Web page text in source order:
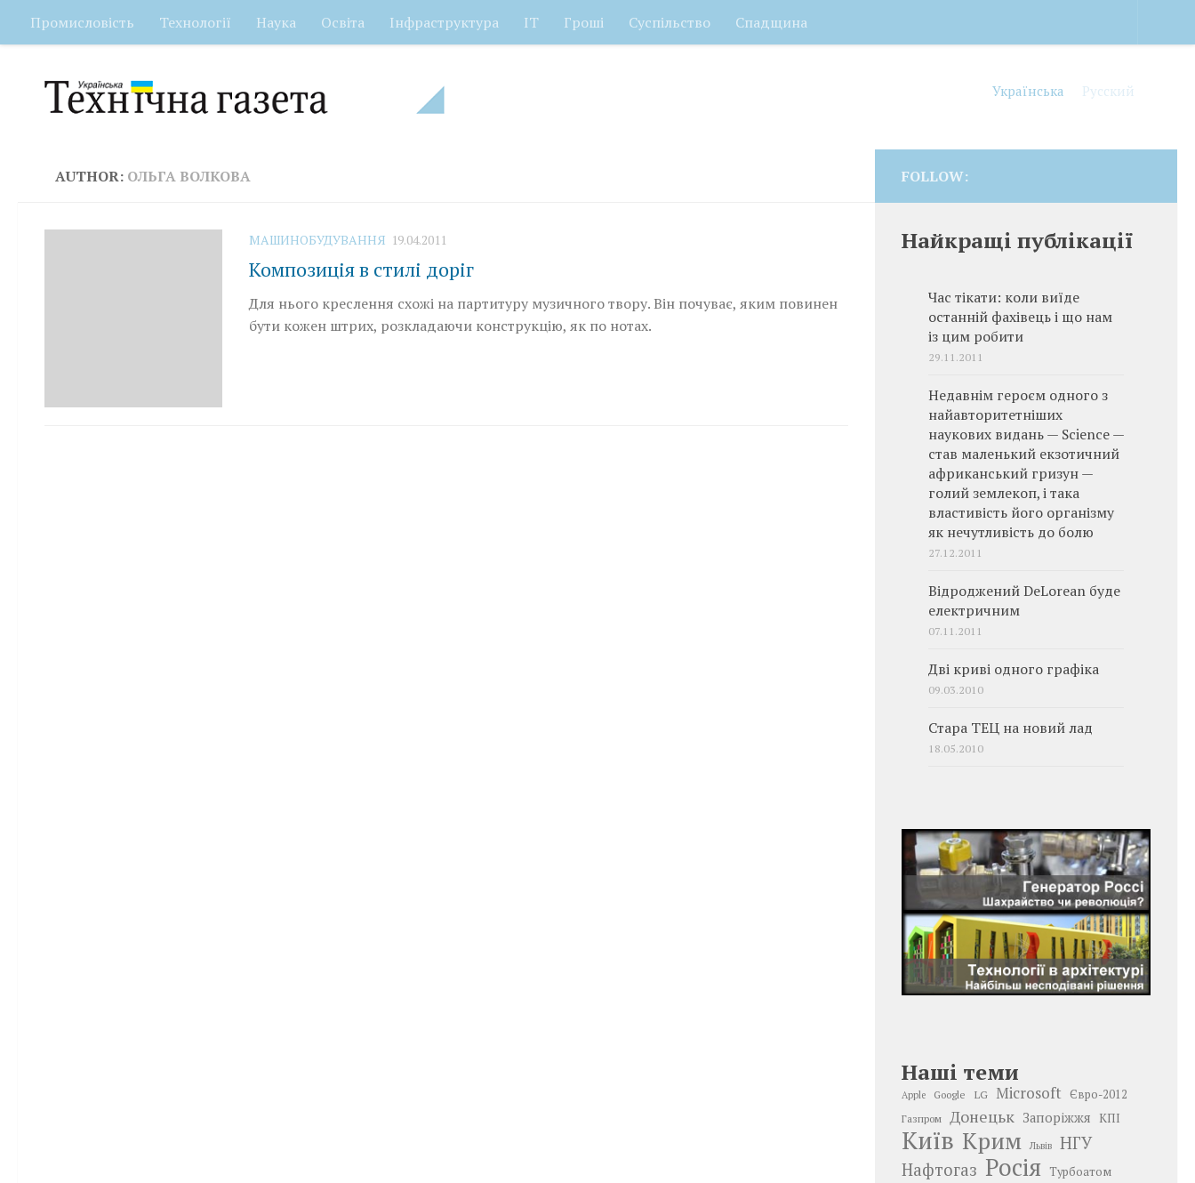
Skip to content
Промисловість Технології Наука Освіта Інфраструктура ІТ Гроші Суспільство Спадщина
Українська Русский
AUTHOR: ОЛЬГА ВОЛКОВА
МАШИНОБУДУВАННЯ 19.04.2011
Композиція в стилі доріг
Для нього креслення схожі на партитуру музичного твору. Він почуває, яким повинен
бути кожен штрих, розкладаючи конструкцію, як по нотах.
FOLLOW:
Найкращі публікації
Час тікати: коли виїде
останній фахівець і що нам
із цим робити
29.11.2011
Недавнім героєм одного з
найавторитетніших
наукових видань — Science —
став маленький екзотичний
африканський гризун —
голий землекоп, і така
властивість його організму
як нечутливість до болю
27.12.2011
Відроджений DeLorean буде
електричним
07.11.2011
Дві криві одного графіка
09.03.2010
Стара ТЕЦ на новий лад
18.05.2010
Наші теми
Apple Google LG Microsoft Євро-2012
Газпром Донецьк Запоріжжя КПІ
Київ Крим Львів
НГУ
Нафтогаз Росія Турбоатом